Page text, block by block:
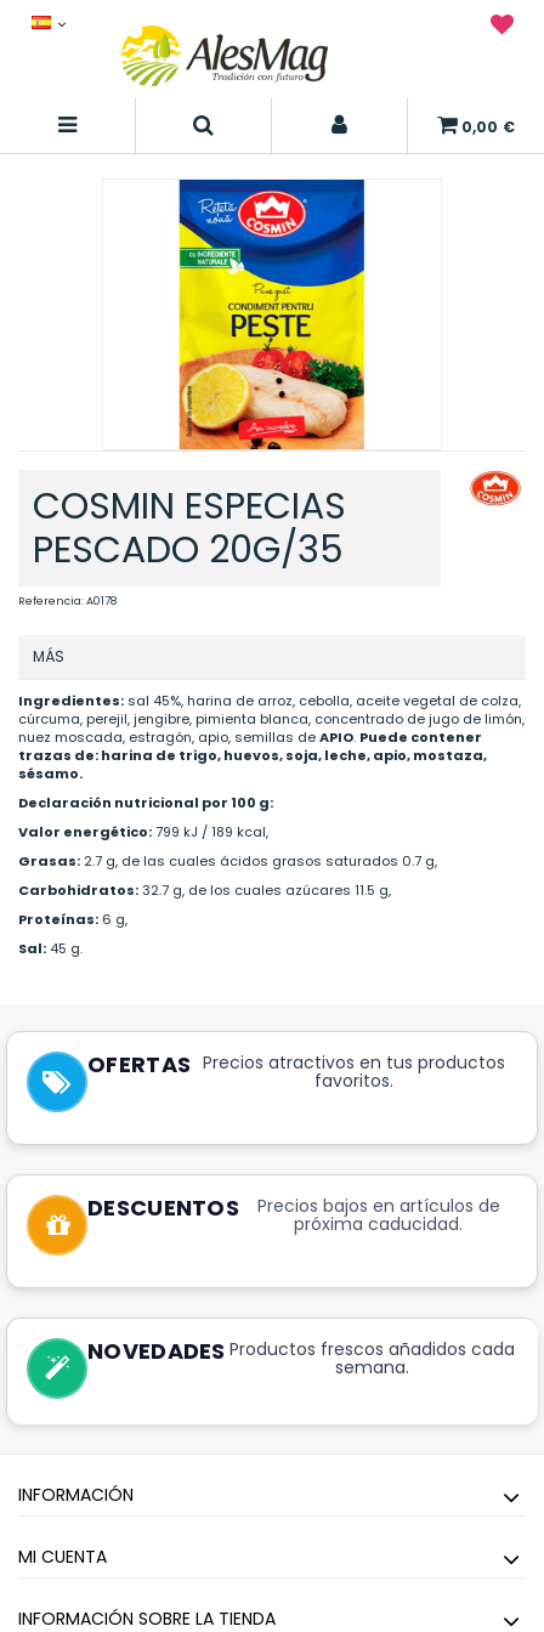
0,00 €
COSMIN ESPECIAS
PESCADO 20G/35
Referencia:A0178
MÁS
Ingredientes: sal 45%, harina de arroz, cebolla, aceite vegetal de colza,
cúrcuma, perejil, jengibre, pimienta blanca, concentrado de jugo de limón,
nuez moscada, estragón, apio, semillas deAPIO. Puede contener
trazas de: harina de trigo, huevos, soja, leche, apio, mostaza,
sésamo.
Declaración nutricional por 100 g:
Valor energético:799 kJ / 189 kcal,
Grasas: 2.7 g, de las cuales ácidos grasos saturados 0.7 g,
Carbohidratos:32.7 g, de los cuales azúcares 11.5 g,
Proteínas: 6 g,
Sal: 45 g.
OFERTAS Precios atractivos en tus productos
favoritos.
DESCUENTOS Precios bajos en artículos de
próxima caducidad.
NOVEDADES Productos frescos añadidos cada
semana.
INFORMACIÓN
MI CUENTA
INFORMACIÓN SOBRE LA TIENDA